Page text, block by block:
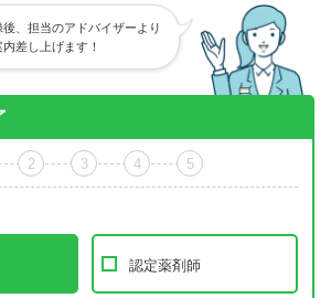
、担当のアドバイザーより
差し上げます！
2 3 4 5
認定薬剤師